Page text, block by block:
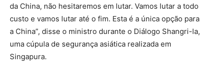
da China, não hesitaremos em lutar. Vamos lutar a todo
custo e vamos lutar até o fim. Esta é a única opção para
a China”, disse o ministro durante o Diálogo Shangri-la,
uma cúpula de segurança asiática realizada em
Singapura.